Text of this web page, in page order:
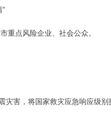
重点风险企业、社会公众。
害，将国家救灾应急响应级别